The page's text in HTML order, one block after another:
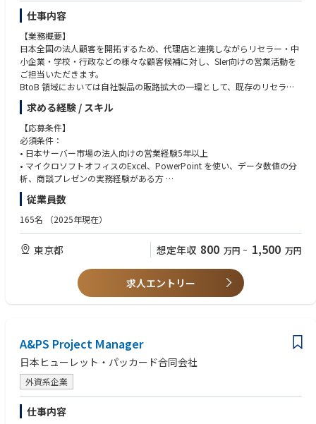
仕事内容
【業務概要】
日本全国の法人顧客を開拓するため、代理店と連携しながらリセラー・中
小企業・学校・行政などの様々な顧客候補に対し、SIer向けの営業活動を
ご担当いただきます。
BtoB 領域においては自社製品の販路拡大の一環として、既存のリセラー
との関係構築だけではなく、新規顧客の開拓業務や定期的な深耕営業な
ど、様々な営業手法をご担当頂けます。
また BtoG 領域ではそれらに加えてより多くの入札案件を獲得するため、
全国各地に飛び回って、リセラーの支店や営業所に訪問し、特定エリアや
都府県に特化した深耕営業もできます。
商談の内容によって、会社全体の売上向上に貢献でき、自分の営業スキル
アップもでき、非常にやりがいのある仕事です。
【主な担当業務内容】
• 全国のリセラーと中小企業への営業活動（製品企画、売上計画、販売予
測の提案など）
• リセラーの全国拠点の支店や営業所と定期出張訪問の実施：年間＞四半
期＞月＞週の中長期の販売戦略の策定、入札案件の管理、納期の管理と提
ンの策定及び運用
• 自社内のプロダクトマネジメント部及びマーケティング部と連携しなが
案の実施
• 代理店及びリセラーの販売実績及び在庫、ビジネスチャネル整理などの
管理
• 代理店、リセラー、中小企業、学校、政府もしくはSierなどの顧客からの
問合せ対応
• 自社内のカスタマーサービス部と連携しながら、トラブルシューティン
グ対応
求める経験 / スキル
【応募条件】
必須条件：
• 日本サーバー市場の法人向けの営業経験5年以上
• マイクロソフトオフィスのExcel、PowerPoint を使い、データ数値の分
析、商談プレゼンの実務経験がある方
• 販売戦略の立案及び実行、販売数の予測の実務経験がある方
• マージン構造への理解、定量・定性情報に基づく分析能力がある方
• サーバー製品、もしくはパソコン及びパソコンパーツ製品への高い興味
歓迎条件（Nice to have）：
• パソコンメーカーにおいて直販及び間接販売等の営業経験がある方
• 英語または中国語でのコミュニケーション能力がある方
• パソコン業界もしくはIT製品での勤務経験がある方
従業員数
165名 （2025年現在）
東京都 想定年収 800 万円 ~ 1,500 万円
求人エントリー
A&PS Project Manager
日本ヒューレット・パッカード合同会社
外資系企業
仕事内容